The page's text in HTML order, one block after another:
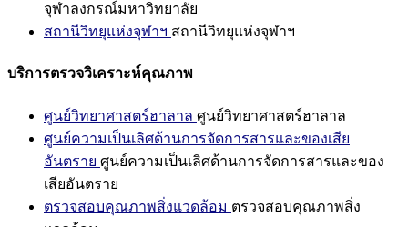
จุฬาลงกรณ์มหาวิทยาลัย
สถานีวิทยุแห่งจุฬาฯ สถานีวิทยุแห่งจุฬาฯ
บริการตรวจวิเคราะห์คุณภาพ
ศูนย์วิทยาศาสตร์ฮาลาล ศูนย์วิทยาศาสตร์ฮาลาล
ศูนย์ความเป็นเลิศด้านการจัดการสารและของเสีย
อันตราย ศูนย์ความเป็นเลิศด้านการจัดการสารและของ
เสียอันตราย
ตรวจสอบคุณภาพสิ่งแวดล้อม ตรวจสอบคุณภาพสิ่ง